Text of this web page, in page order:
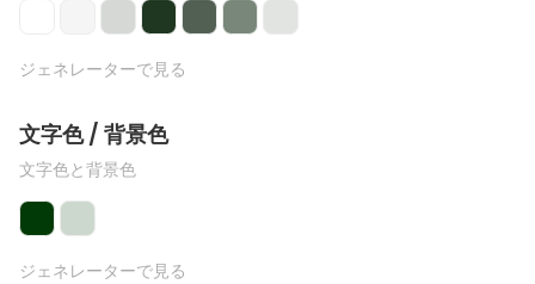
ジェネレーターで見る
文字色 / 背景色
文字色と背景色
ジェネレーターで見る